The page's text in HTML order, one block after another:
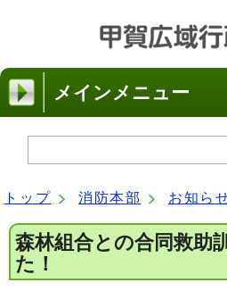
メインメニュー
トップ 消防本部 お知ら
森林組合との合同救助
た！